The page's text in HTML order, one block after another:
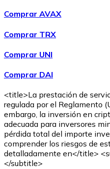
ComprarAvalanche
Comprar AVAX
Comprar TRX
Comprar UNI
Comprar DAI
<title>La prestación de
regulada por el Reglamento
embargo, la inversión en
adecuada para inversores
pérdida total del importe
comprender los riesgos de
detalladamente en</title>
</subtitle>